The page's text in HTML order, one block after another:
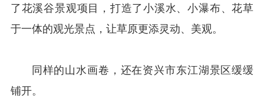
了花溪谷景观项目，打造了小溪水、小瀑布、花草
于一体的观光景点，让草原更添灵动、美观。
同样的山水画卷，还在资兴市东江湖景区缓缓
铺开。